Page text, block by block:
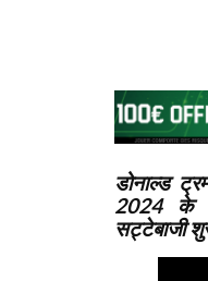
डोनाल्ड
2024 के
सट्टेबाजी